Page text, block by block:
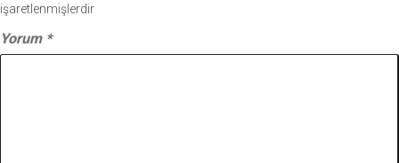
işaretlenmişlerdir
Yorum *